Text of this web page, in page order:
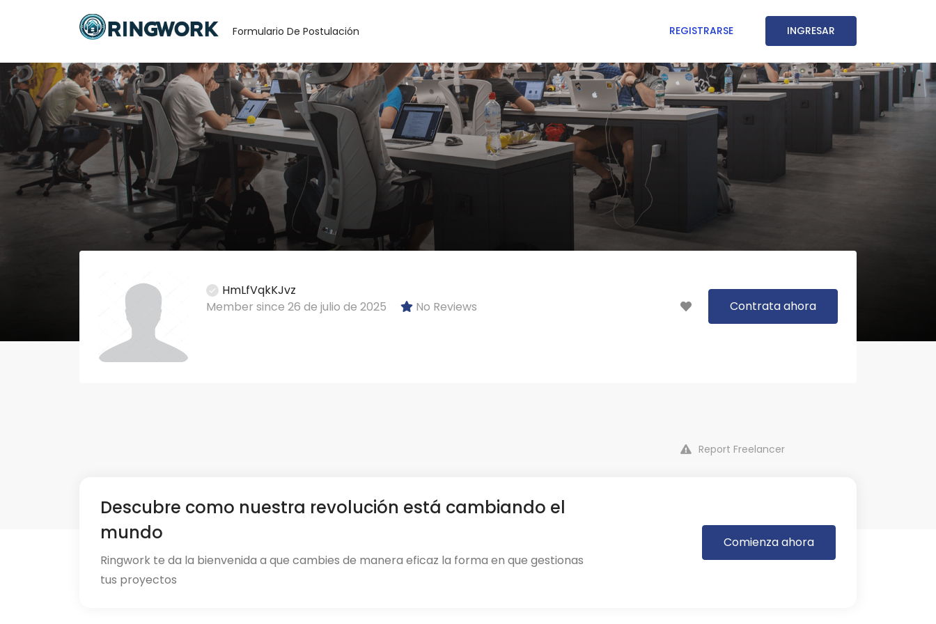
Formulario De Postulación REGISTRARSE INGRESAR
HmLfVqkKJvz
Member since 26 de julio de 2025
No Reviews Contrata ahora
Report Freelancer
Descubre como nuestra revolución está cambiando el
mundo
Ringwork te da la bienvenida a que cambies de manera eficaz la forma en que gestionas
tus proyectos
Comienza ahora